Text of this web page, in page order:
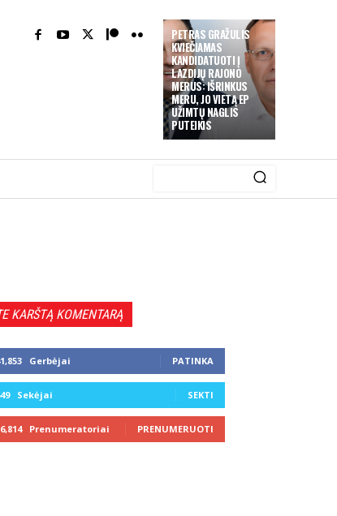
PETRAS GRAŽULIS
KVIEČIAMAS
KANDIDATUOTI Į
LAZDIJŲ RAJONO
MERUS: IŠRINKUS
MERU, JO VIETĄ EP
UŽIMTŲ NAGLIS
PUTEIKIS
KARŠTĄ KOMENTARĄ
Gerbėjai PATINKA
Sekėjai SEKTI
Prenumeratoriai PRENUMERUOTI